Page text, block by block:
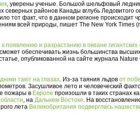
, уверены ученые. Большой шельфовый
северных районов Канады вглубь Ледовитого
тот факт, что в данном регионе происходит
всей природы, пишет The New York Times
появлению и разрастанию в океане
обеспечивать жизнь большинства
опубликованной на сайте журнала
тают на глазах. Из-за таяния льдов от
Засушливое лето и человеческий
пожары в Европе произошли в таких странах
, на Дальнем Востоке. На
лета Великобритания подверглась